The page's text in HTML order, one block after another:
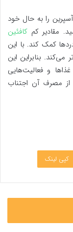
را به حال خود
مقادیر کم کافئین
کمک کند. با این
می‌کند. بنابراین این
و فعالیت‌هایی
مصرف آن اجتناب
کپی لینک